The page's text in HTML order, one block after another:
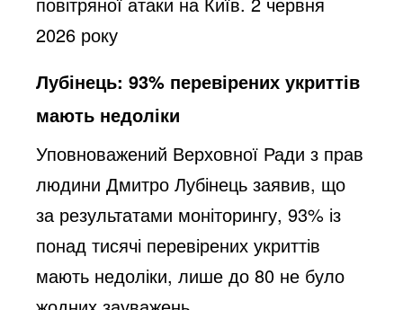
2026 року
Лубінець: 93% перевірених укриттів
мають недоліки
Уповноважений Верховної Ради з прав
людини Дмитро Лубінець заявив, що
за результатами моніторингу, 93% із
понад тисячі перевірених укриттів
мають недоліки, лише до 80 не було